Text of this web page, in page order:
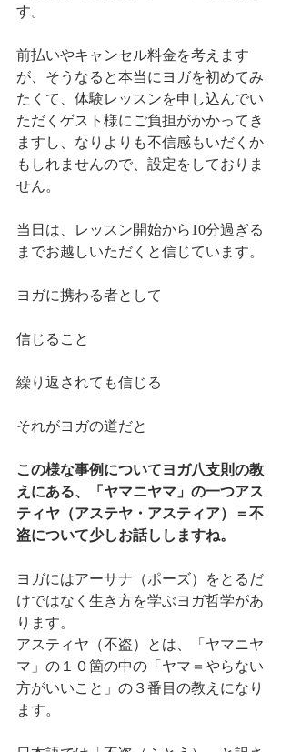
す。
前払いやキャンセル料金を考えます
が、そうなると本当にヨガを初めてみ
たくて、体験レッスンを申し込んでい
ただくゲスト様にご負担がかかってき
ますし、なりよりも不信感もいだくか
もしれませんので、設定をしておりま
せん。
当日は、レッスン開始から10分過ぎる
までお越しいただくと信じています。
ヨガに携わる者として
信じること
繰り返されても信じる
それがヨガの道だと
この様な事例についてヨガ八支則の教
えにある、「ヤマニヤマ」の一つアス
ティヤ（アステヤ・アスティア）＝不
盗について少しお話ししますね。
ヨガにはアーサナ（ポーズ）をとるだ
けではなく生き方を学ぶヨガ哲学があ
ります。
アスティヤ（不盗）とは、「ヤマニヤ
マ」の１０箇の中の「ヤマ＝やらない
方がいいこと」の３番目の教えになり
ます。